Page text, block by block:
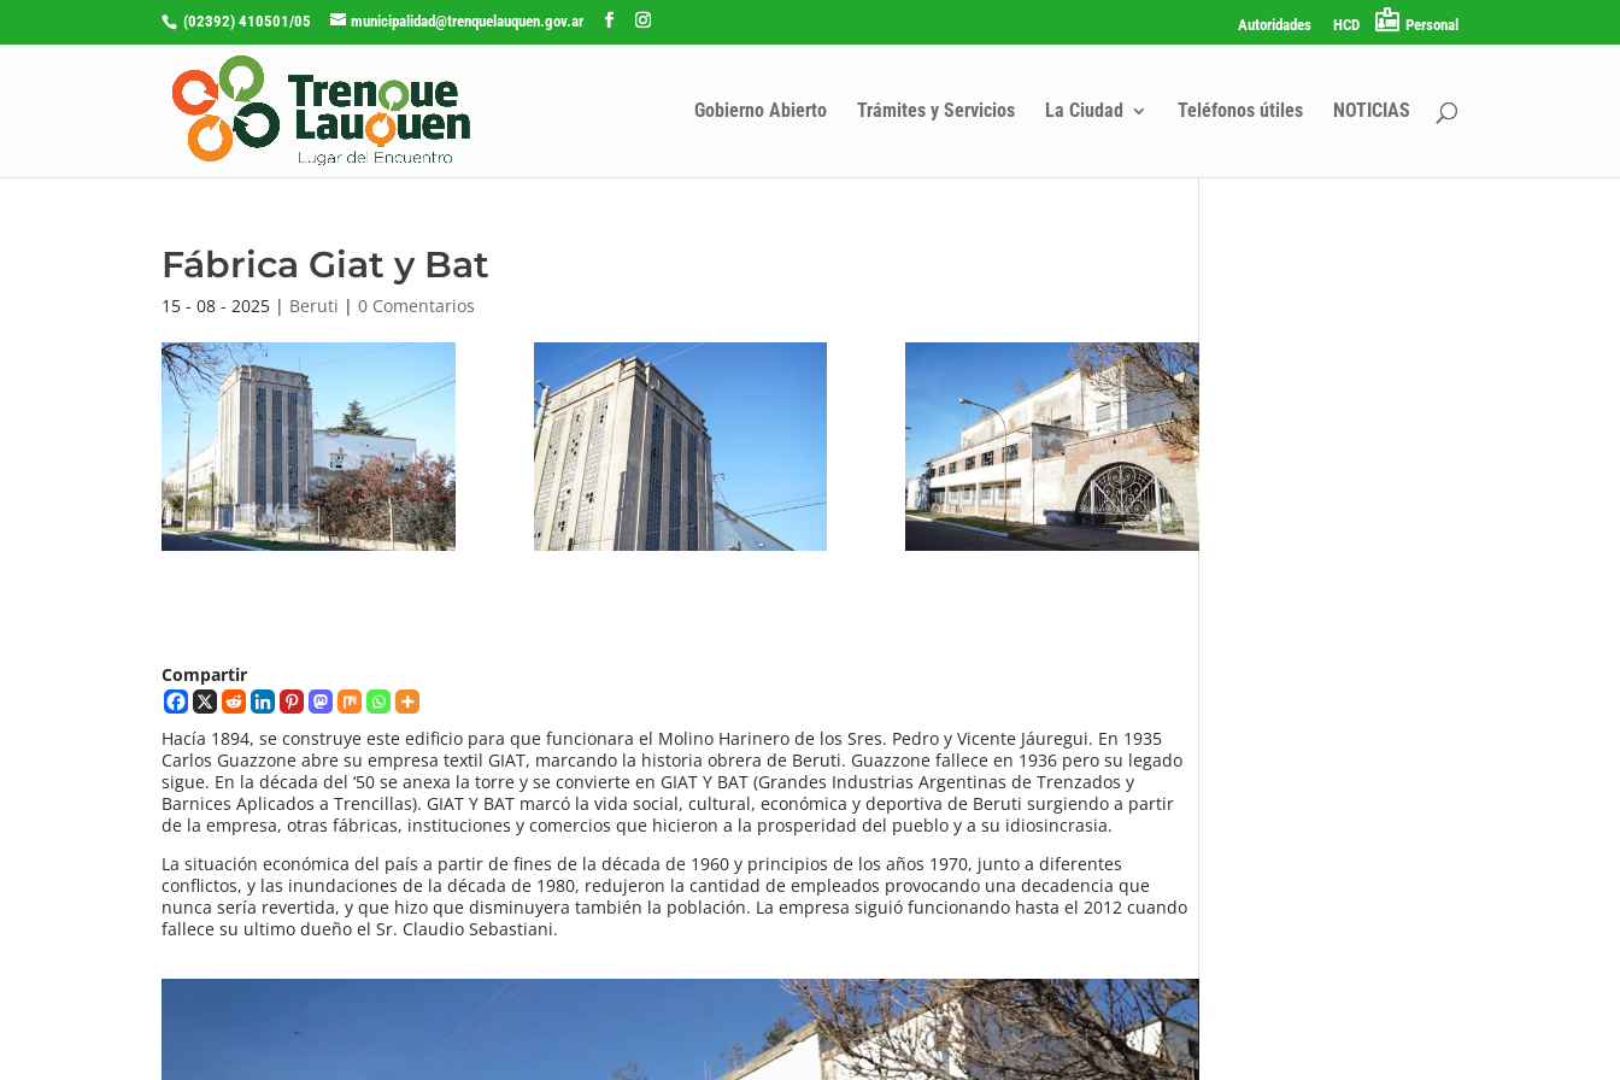
(02392) 410501/05 municipalidad@trenquelauquen.gov.ar Autoridades HCD Personal
Gobierno Abierto Trámites y Servicios La Ciudad Teléfonos útiles NOTICIAS
Fábrica Giat y Bat
15 - 08 - 2025 | Beruti |0 Comentarios
Compartir
Hacía 1894, se construye este edificio para que funcionara el Molino Harinero de los Sres. Pedro y Vicente Jáuregui. En 1935
Carlos Guazzone abre su empresa textil GIAT, marcando la historia obrera de Beruti. Guazzone fallece en 1936 pero su legado
sigue. En la década del ‘50 se anexa la torre y se convierte en GIAT Y BAT (Grandes Industrias Argentinas de Trenzados y
Barnices Aplicados a Trencillas). GIAT Y BAT marcó la vida social, cultural, económica y deportiva de Beruti surgiendo a partir
de la empresa, otras fábricas, instituciones y comercios que hicieron a la prosperidad del pueblo y a su idiosincrasia.
La situación económica del país a partir de fines de la década de 1960 y principios de los años 1970, junto a diferentes
conflictos, y las inundaciones de la década de 1980, redujeron la cantidad de empleados provocando una decadencia que
nunca sería revertida, y que hizo que disminuyera también la población. La empresa siguió funcionando hasta el 2012 cuando
fallece su ultimo dueño el Sr. Claudio Sebastiani.